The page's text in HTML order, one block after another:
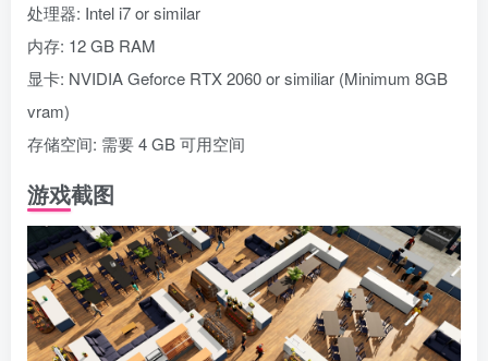
处理器: Intel i7 or similar
内存: 12 GB RAM
显卡: NVIDIA Geforce RTX 2060 or similiar (Minimum 8GB
vram)
存储空间: 需要 4 GB 可用空间
游戏截图